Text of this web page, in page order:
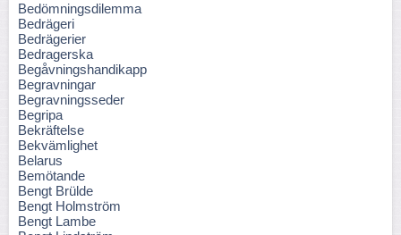
Bedömningsdilemma
Bedrägeri
Bedrägerier
Bedragerska
Begåvningshandikapp
Begravningar
Begravningsseder
Begripa
Bekräftelse
Bekvämlighet
Belarus
Bemötande
Bengt Brülde
Bengt Holmström
Bengt Lambe